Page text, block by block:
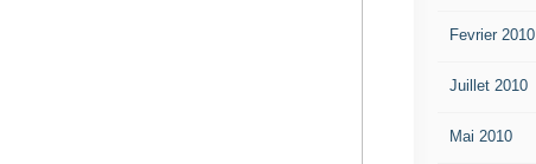
Fevrier 2010
Juillet 2010
Mai 2010